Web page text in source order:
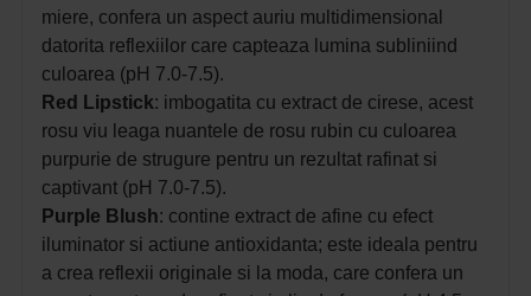
miere, confera un aspect auriu multidimensional
datorita reflexiilor care capteaza lumina subliniind
culoarea (pH 7.0-7.5).
Red Lipstick: imbogatita cu extract de cirese, acest
rosu viu leaga nuantele de rosu rubin cu culoarea
purpurie de strugure pentru un rezultat rafinat si
captivant (pH 7.0-7.5).
Purple Blush: contine extract de afine cu efect
iluminator si actiune antioxidanta; este ideala pentru
a crea reflexii originale si la moda, care confera un